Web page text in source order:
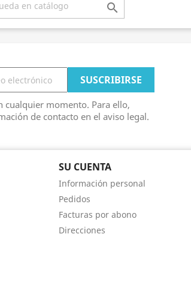

cualquier momento. Para ello,
de contacto en el aviso legal.
SU CUENTA
Información personal
Pedidos
Facturas por abono
Direcciones